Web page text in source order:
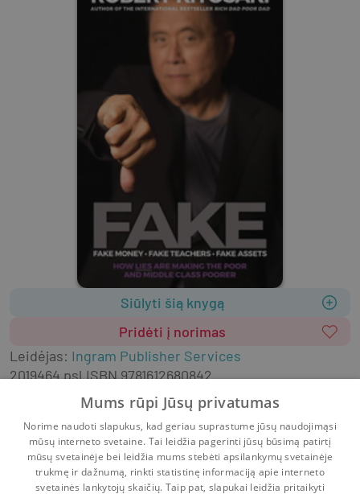
Siūlyti šią knygą
Pridėti į norimas
Leidėjas: Ingram Publisher Services
2019464 psl.ISBN9781612680842
Minkštas
Anglų k.
Asmenybės tobulėjimas
Literatūra užsienio kalbomis
Negrožinė literatūra
Populiarioji psichologija
Mums rūpi Jūsų privatumas
Norime naudoti slapukus, kad geriau suprastume jūsų naudojimąsi
mūsų interneto svetaine. Tai leidžia pagerinti jūsų būsimą patirtį
mūsų svetainėje bei leidžia mums stebėti apsilankymų svetainėje
trukmę ir dažnumą, rinkti statistinę informaciją apie interneto
svetainės lankytojų skaičių. Taip pat, slapukai leidžia pritaikyti